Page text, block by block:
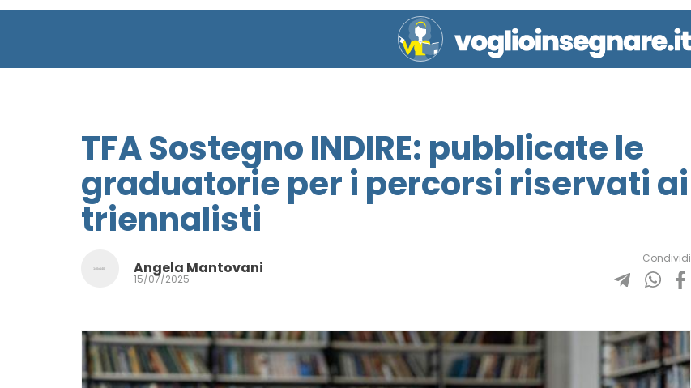
TFA Sostegno INDIRE: pubblicate le
graduatorie per i percorsi riservati ai
triennalisti
Angela Mantovani
15/07/2025
Condividi